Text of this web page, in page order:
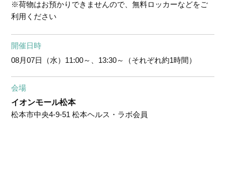
※荷物はお預かりできませんので、無料ロッカーなどをご
利用ください
開催日時
08月07日（水） 11:00～、13:30～（それぞれ約1時間）
会場
イオンモール松本
松本市中央4-9-51 松本ヘルス・ラボ会員